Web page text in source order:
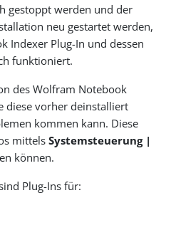
gestoppt werden und der
neu gestartet werden,
Indexer Plug-In und dessen
funktioniert.
des Wolfram Notebook
diese vorher deinstalliert
kommen kann. Diese
mittelsSystemsteuerung |
können.
Plug-Ins für: